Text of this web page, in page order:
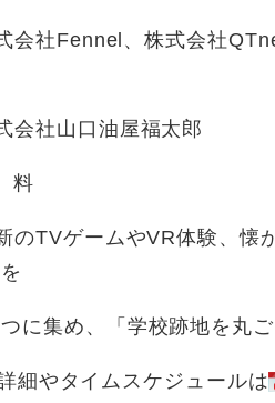
Fennel、株式会社
社山口油屋福太郎
料
ゲームやVR体験、懐か
「学校跡地を丸ごとゲ
細やタイムスケジュールは